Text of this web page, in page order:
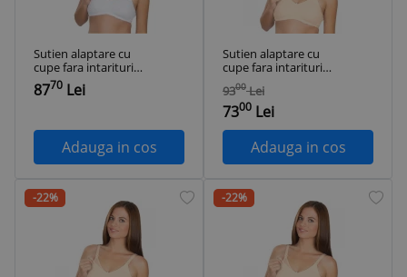
Sutien alaptare cu
cupe fara intarituri
BabyJem (Culoare:
Bej, Marime: 90)
8770 Lei
Adauga in cos
Sutien alaptare cu
cupe fara intarituri
BabyJem (Culoare:
Bej, Marime: 90)
9300 Lei
7300 Lei
Adauga in cos
-22% -22%